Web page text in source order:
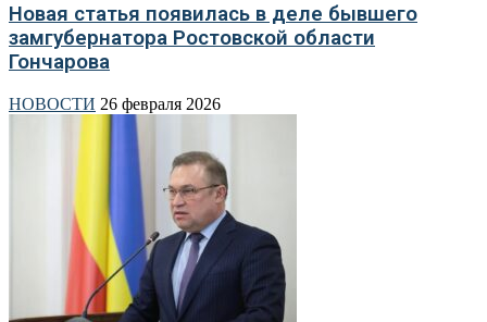
Новая статья появилась в деле бывшего
замгубернатора Ростовской области
Гончарова
НОВОСТИ 26 февраля 2026